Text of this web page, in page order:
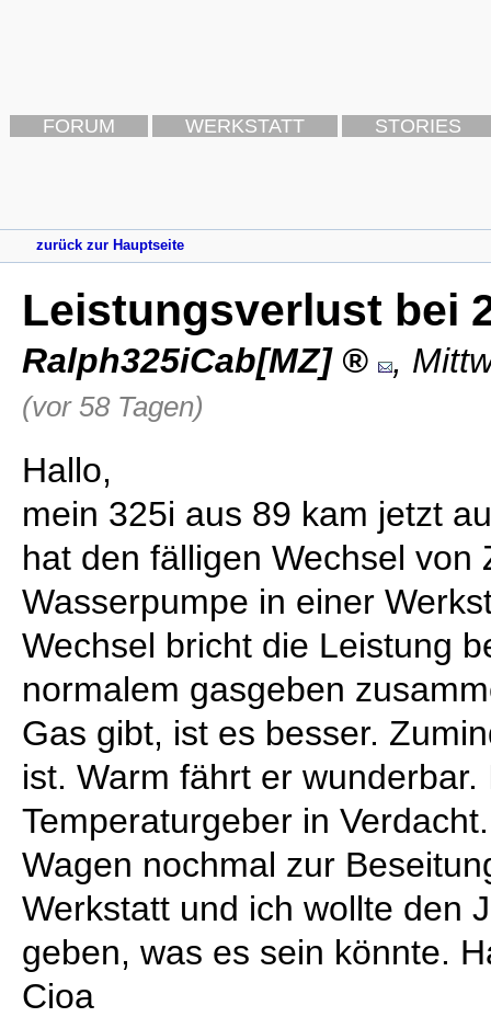
FORUM WERKSTATT STORIES
zurück zur Hauptseite
Leistungsverlust bei
Ralph325iCab[MZ] ,
(vor 58 Tagen)
Hallo,
mein 325i aus 89 kam jetzt
hat den fälligen Wechsel von
Wasserpumpe in einer
Wechsel bricht die Leistung
normalem gasgeben
Gas gibt, ist es besser.
ist. Warm fährt er
Temperaturgeber in
Wagen nochmal zur
Werkstatt und ich wollte den
geben, was es sein könnte.
Cioa